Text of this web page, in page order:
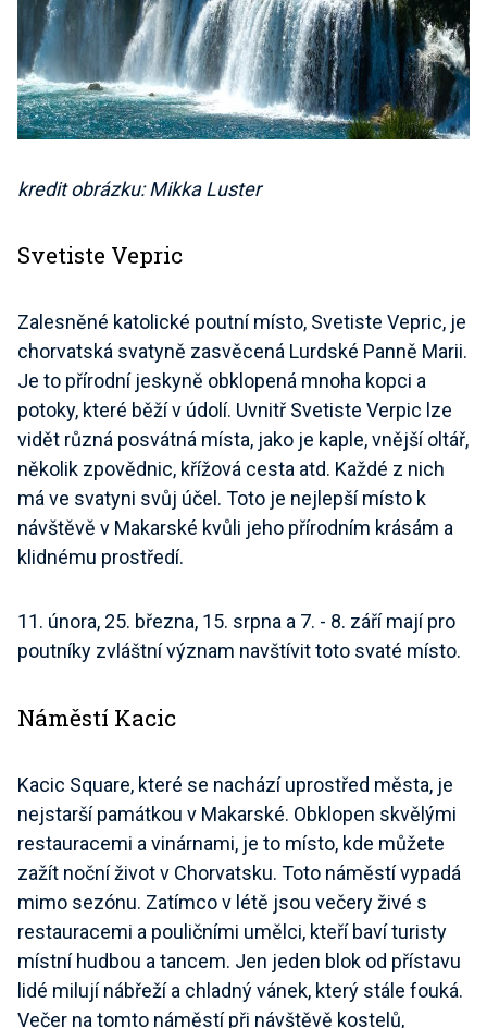
kredit obrázku: Mikka Luster
Svetiste Vepric
Zalesněné katolické poutní místo, Svetiste Vepric, je
chorvatská svatyně zasvěcená Lurdské Panně Marii.
Je to přírodní jeskyně obklopená mnoha kopci a
potoky, které běží v údolí. Uvnitř Svetiste Verpic lze
vidět různá posvátná místa, jako je kaple, vnější oltář,
několik zpovědnic, křížová cesta atd. Každé z nich
má ve svatyni svůj účel. Toto je nejlepší místo k
návštěvě v Makarské kvůli jeho přírodním krásám a
klidnému prostředí.
11. února, 25. března, 15. srpna a 7. - 8. září mají pro
poutníky zvláštní význam navštívit toto svaté místo.
Náměstí Kacic
Kacic Square, které se nachází uprostřed města, je
nejstarší památkou v Makarské. Obklopen skvělými
restauracemi a vinárnami, je to místo, kde můžete
zažít noční život v Chorvatsku. Toto náměstí vypadá
mimo sezónu. Zatímco v létě jsou večery živé s
restauracemi a pouličními umělci, kteří baví turisty
místní hudbou a tancem. Jen jeden blok od přístavu
lidé milují nábřeží a chladný vánek, který stále fouká.
Večer na tomto náměstí při návštěvě kostelů,